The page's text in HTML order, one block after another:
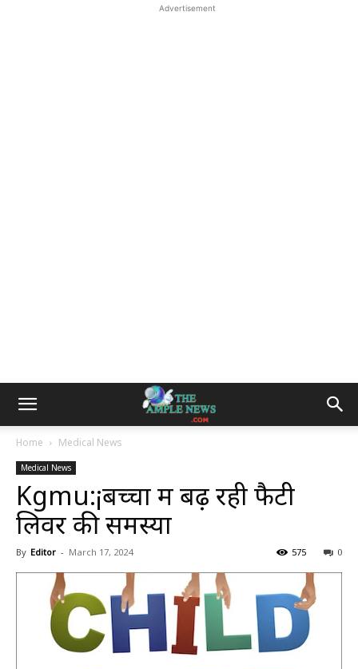
Advertisement
Home Medical News
Medical News
Kgmu:¡बच्चों में बढ़ रही फैटी
लिवर की समस्या
By Editor - March 17, 2024 0
575